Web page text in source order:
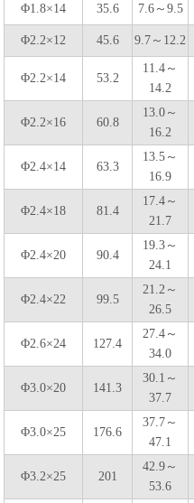
Φ1.8×14 35.6 7.6～9.5
Φ2.2×12 45.6 9.7～12.2
Φ2.2×14 53.2
11.4～
14.2
Φ2.2×16 60.8
13.0～
16.2
Φ2.4×14 63.3
13.5～
16.9
Φ2.4×18 81.4
17.4～
21.7
Φ2.4×20 90.4
19.3～
24.1
Φ2.4×22 99.5
21.2～
26.5
Φ2.6×24 127.4
27.4～
34.0
Φ3.0×20 141.3
30.1～
37.7
Φ3.0×25 176.6
37.7～
47.1
Φ3.2×25 201
42.9～
53.6